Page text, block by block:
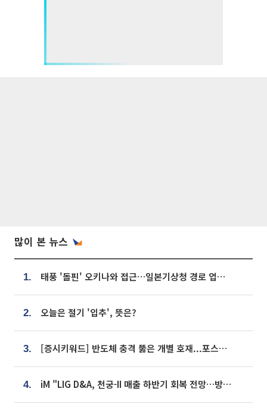
많이 본 뉴스
1. 태풍 '돌핀' 오키나와 접근…일본기상청 경로 업데이트
2. 오늘은 절기 '입추', 뜻은?
3. [증시키워드] 반도체 충격 뚫은 개별 호재...포스코퓨처엠·에코프로·한화솔루션 '눈길'
4. iM "LIG D&A, 천궁-II 매출 하반기 회복 전망…방산 톱픽 유지"